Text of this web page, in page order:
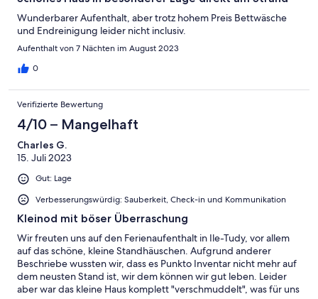
Wunderbarer Aufenthalt, aber trotz hohem Preis Bettwäsche
und Endreinigung leider nicht inclusiv.
Aufenthalt von 7 Nächten im August 2023
0
Verifizierte Bewertung
4/10 – Mangelhaft
Charles G.
15. Juli 2023
Gut: Lage
Verbesserungswürdig: Sauberkeit, Check-in und Kommunikation
Kleinod mit böser Überraschung
Wir freuten uns auf den Ferienaufenthalt in Ile-Tudy, vor allem
auf das schöne, kleine Standhäuschen. Aufgrund anderer
Beschriebe wussten wir, dass es Punkto Inventar nicht mehr auf
dem neusten Stand ist, wir dem können wir gut leben. Leider
aber war das kleine Haus komplett "verschmuddelt", was für uns